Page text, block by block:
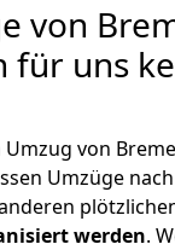
von
für uns
von
Umzüge
werden.